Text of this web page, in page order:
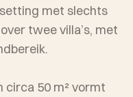
met slechts
twee villa’s, met
circa 50 m² vormt